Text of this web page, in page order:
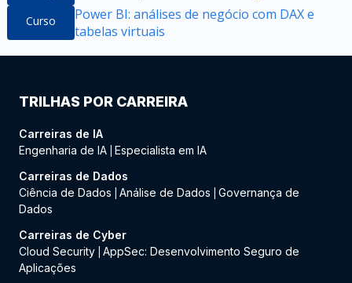
Curso
Power BI: análises de negócio com DAX e
tabelas virtuais
TRILHAS POR CARREIRA
Carreiras de IA
Engenharia de IA Especialista em IA
Carreiras de Dados
Ciência de Dados
Análise de Dados
Governança de
Dados
Carreiras de Cyber
Cloud Security AppSec: Desenvolvimento Seguro de
Aplicações